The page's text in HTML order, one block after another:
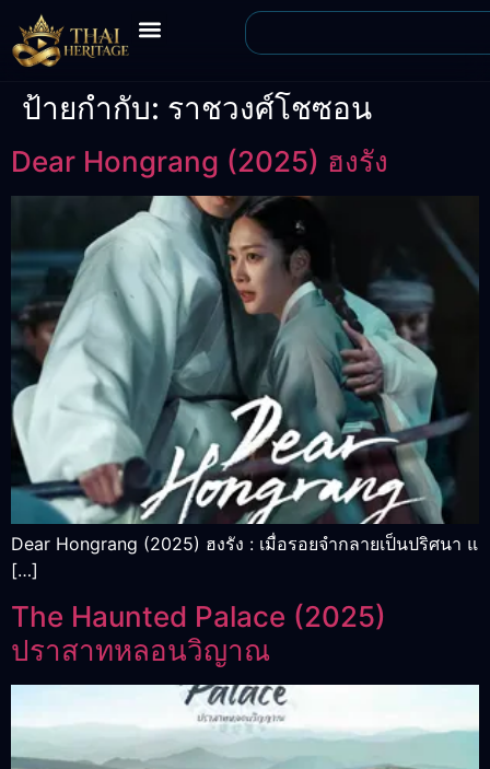
ป้ายกำกับ: ราชวงศ์โชซอน
Dear Hongrang (2025) ฮงรัง
Dear Hongrang (2025) ฮงรัง : เมื่อรอยจำกลายเป็นปริศนา แ
[…]
The Haunted Palace (2025)
ปราสาทหลอนวิญาณ